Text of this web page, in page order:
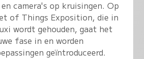
camera's op kruisingen. Op
of Things Exposition, die in
wordt gehouden, gaat het
fase in en worden
geïntroduceerd.